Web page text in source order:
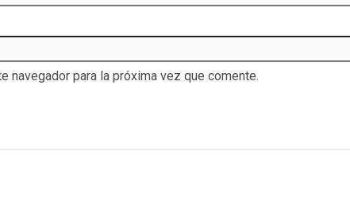
navegador para la próxima vez que comente.